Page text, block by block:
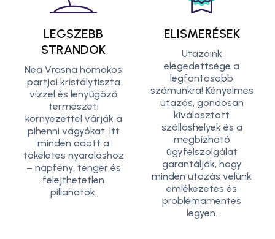
LEGSZEBB
STRANDOK
Nea Vrasna homokos
partjai kristálytiszta
vízzel és lenyűgöző
természeti
környezettel várják a
pihenni vágyókat. Itt
minden adott a
tökéletes nyaraláshoz
– napfény, tenger és
felejthetetlen
pillanatok.
ELISMERÉSEK
Utazóink
elégedettsége a
legfontosabb
számunkra! Kényelmes
utazás, gondosan
kiválasztott
szálláshelyek és a
megbízható
ügyfélszolgálat
garantálják, hogy
minden utazás velünk
emlékezetes és
problémamentes
legyen.